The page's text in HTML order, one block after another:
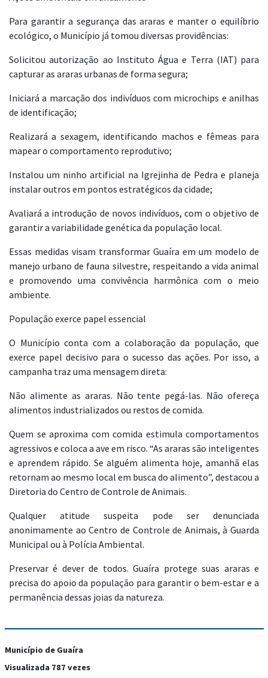
Para garantir a segurança das araras e manter o equilíbrio
ecológico, o Município já tomou diversas providências:
Solicitou autorização ao Instituto Água e Terra (IAT) para
capturar as araras urbanas de forma segura;
Iniciará a marcação dos indivíduos com microchips e anilhas
de identificação;
Realizará a sexagem, identificando machos e fêmeas para
mapear o comportamento reprodutivo;
Instalou um ninho artificial na Igrejinha de Pedra e planeja
instalar outros em pontos estratégicos da cidade;
Avaliará a introdução de novos indivíduos, com o objetivo de
garantir a variabilidade genética da população local.
Essas medidas visam transformar Guaíra em um modelo de
manejo urbano de fauna silvestre, respeitando a vida animal
e promovendo uma convivência harmônica com o meio
ambiente.
População exerce papel essencial
O Município conta com a colaboração da população, que
exerce papel decisivo para o sucesso das ações. Por isso, a
campanha traz uma mensagem direta:
Não alimente as araras. Não tente pegá-las. Não ofereça
alimentos industrializados ou restos de comida.
Quem se aproxima com comida estimula comportamentos
agressivos e coloca a ave em risco. “As araras são inteligentes
e aprendem rápido. Se alguém alimenta hoje, amanhã elas
retornam ao mesmo local em busca do alimento”, destacou a
Diretoria do Centro de Controle de Animais.
Qualquer atitude suspeita pode ser denunciada
anonimamente ao Centro de Controle de Animais, à Guarda
Municipal ou à Polícia Ambiental.
Preservar é dever de todos. Guaíra protege suas araras e
precisa do apoio da população para garantir o bem-estar e a
permanência dessas joias da natureza.
Município de Guaíra
Visualizada 787 vezes